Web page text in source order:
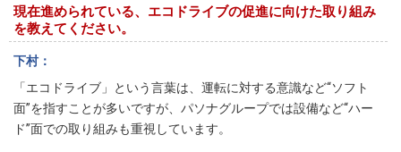
現在進められている、エコドライブの促進に向けた取り組み
を教えてください。
下村
「エコドライブ」という言葉は、運転に対する意識など“ソフト
面”を指すことが多いですが、パソナグループでは設備など“ハー
ド”面での取り組みも重視しています。